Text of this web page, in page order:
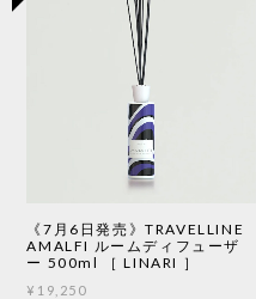
《7月6日発売》TRAVELLINE
AMALFI ルームディフューザ
ー 500ml ［ LINARI ］
¥19,250